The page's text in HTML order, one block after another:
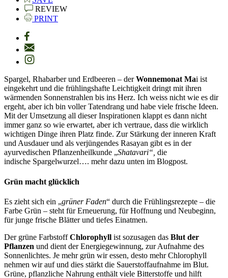
REVIEW
PRINT
Spargel, Rhabarber und Erdbeeren – derWonnemonat Mai ist
eingekehrt und die frühlingshafte Leichtigkeit dringt mit ihren
wärmenden Sonnenstrahlen bis ins Herz. Ich weiss nicht wie es dir
ergeht, aber ich bin voller Tatendrang und habe viele frische Ideen.
Mit der Umsetzung all dieser Inspirationen klappt es dann nicht
immer ganz so wie erwartet, aber ich vertraue, dass die wirklich
wichtigen Dinge ihren Platz finde. Zur Stärkung der inneren Kraft
und Ausdauer und als verjüngendes Rasayan gibt es in der
ayurvedischen Pflanzenheilkunde „Shatavari“, die
indische Spargelwurzel…. mehr dazu unten im Blogpost.
Grün macht glücklich
Es zieht sich ein „grüner Faden“ durch die Frühlingsrezepte – die
Farbe Grün – steht für Erneuerung, für Hoffnung und Neubeginn,
für junge frische Blätter und tiefes Einatmen.
Der grüne FarbstoffChlorophyll ist sozusagen das Blut der
Pflanzen und dient der Energiegewinnung, zur Aufnahme des
Sonnenlichtes. Je mehr grün wir essen, desto mehr Chlorophyll
nehmen wir auf und dies stärkt die Sauerstoffaufnahme im Blut.
Grüne, pflanzliche Nahrung enthält viele Bitterstoffe und hilft